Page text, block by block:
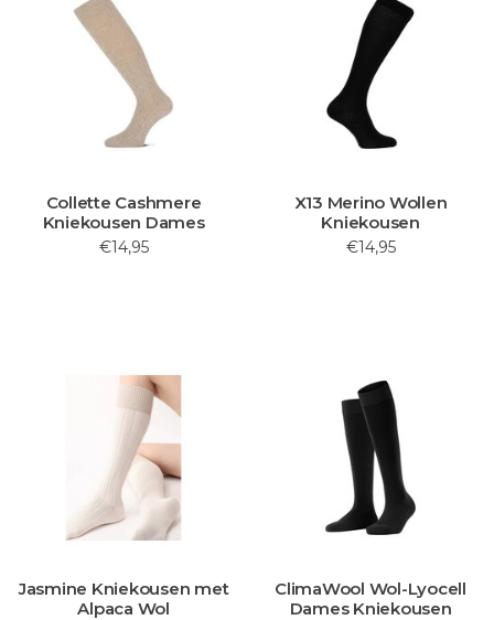
Collette Cashmere
Kniekousen Dames
€14,95
X13 Merino Wollen
Kniekousen
€14,95
Jasmine Kniekousen met
Alpaca Wol
ClimaWool Wol-Lyocell
Dames Kniekousen